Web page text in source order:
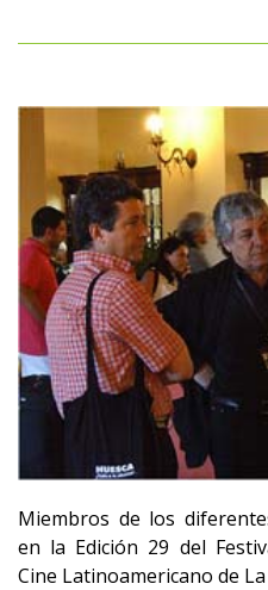
Miembros de los
en la Edición 29 del
Cine Latinoamericano de